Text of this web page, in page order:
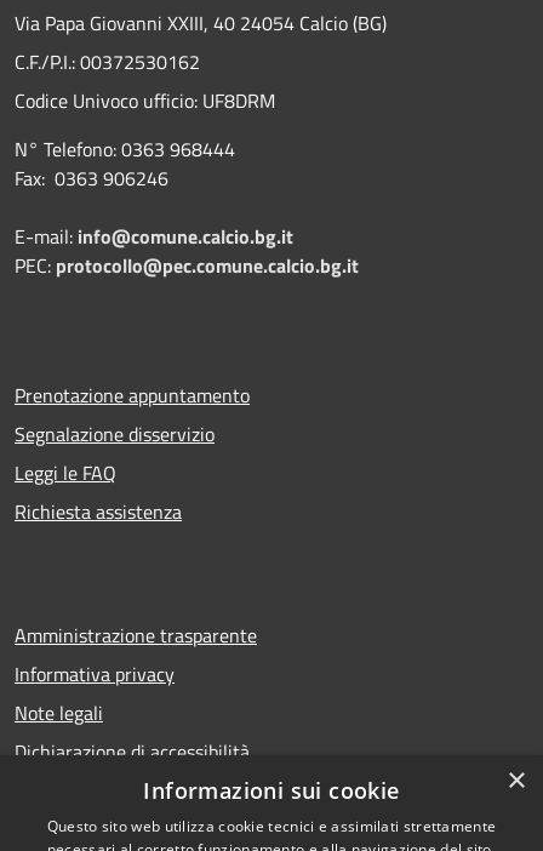
Via Papa Giovanni XXIII, 40 24054 Calcio (BG)
C.F./P.I.: 00372530162
Codice Univoco ufficio: UF8DRM
N° Telefono: 0363 968444
Fax: 0363 906246
E-mail: info@comune.calcio.bg.it
PEC: protocollo@pec.comune.calcio.bg.it
Prenotazione appuntamento
Segnalazione disservizio
Leggi le FAQ
Richiesta assistenza
Amministrazione trasparente
Informativa privacy
Note legali
Dichiarazione di accessibilità
×
Informazioni sui cookie
Questo sito web utilizza cookie tecnici e assimilati strettamente